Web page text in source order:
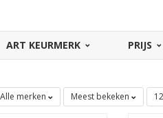
scootersloten van Lynx zijn
ART KEURMERK PRIJS
Alle merken Meest bekeken 12